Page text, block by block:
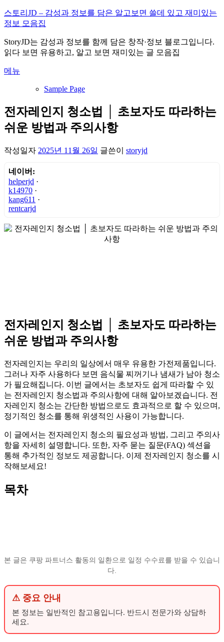
내
용
로
바
가
스토리JD – 감성과 정보를 담은 알고보면 쓸데 있고 재미있는
정보 모음집
StoryJD는 감성과 정보를 함께 담은 창작·정보 블로그입니다.
읽다 보면 유용하고, 알고 보면 재미있는 글 모음집
메뉴
Sample Page
전자레인지 청소법 │ 초보자도 따라하는
쉬운 방법과 주의사항
작성일자 2025년 11월 26일 글쓴이 storyjd
네이버:
helperjd ·
k14970 ·
kang611 ·
rentcarjd
전자레인지 청소법 │ 초보자도 따라하는
쉬운 방법과 주의사항
전자레인지는 우리의 일상에서 매우 유용한 가전제품입니다.
그러나 자주 사용하다 보면 음식물 찌꺼기나 냄새가 남아 청소
가 필요해집니다. 이번 글에서는 초보자도 쉽게 따라할 수 있
는 전자레인지 청소법과 주의사항에 대해 알아보겠습니다. 전
자레인지 청소는 간단한 방법으로도 효과적으로 할 수 있으며,
정기적인 청소를 통해 위생적인 사용이 가능합니다.
이 글에서는 전자레인지 청소의 필요성과 방법, 그리고 주의사
항을 자세히 설명합니다. 또한, 자주 묻는 질문(FAQ) 섹션을
통해 추가적인 정보도 제공합니다. 이제 전자레인지 청소를 시
작해보세요!
목차
본 글은 쿠팡 파트너스 활동의 일환으로 일정 수수료를 받을 수 있습니
다.
⚠ 중요 안내
본 정보는 일반적인 참고용입니다. 반드시 전문가와 상담하
세요.